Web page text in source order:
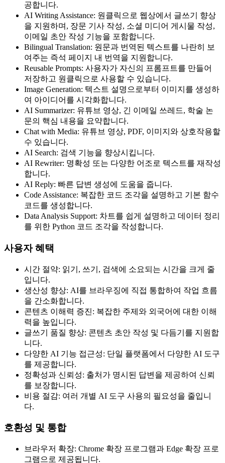
공합니다.
AI Writing Assistance: 원클릭으로 웹상에서 글쓰기 향상
을 지원하며, 장문 기사 작성, 소셜 미디어 게시물 작성,
이메일 초안 작성 기능을 포함합니다.
Bilingual Translation: 원문과 번역된 텍스트를 나란히 보
여주는 즉석 페이지 내 번역을 지원합니다.
Reusable Prompts: 사용자가 자신의 프롬프트를 만들어
저장하고 원클릭으로 사용할 수 있습니다.
Image Generation: 텍스트 설명으로부터 이미지를 생성하
여 아이디어를 시각화합니다.
AI Summarizer: 유튜브 영상, 긴 이메일 쓰레드, 학술 논
문의 핵심 내용을 요약합니다.
Chat with Media: 유튜브 영상, PDF, 이미지와 상호작용할
수 있습니다.
AI Search: 검색 기능을 향상시킵니다.
AI Rewriter: 명확성 또는 다양한 어조로 텍스트를 재작성
합니다.
AI Reply: 빠른 답변 생성에 도움을 줍니다.
Code Assistance: 복잡한 코드 조각을 설명하고 기본 함수
코드를 생성합니다.
Data Analysis Support: 차트를 쉽게 설명하고 데이터 정리
를 위한 Python 코드 조각을 작성합니다.
사용자 혜택
시간 절약: 읽기, 쓰기, 검색에 소요되는 시간을 크게 줄
입니다.
생산성 향상: AI를 브라우징에 직접 통합하여 작업 흐름
을 간소화합니다.
콘텐츠 이해력 증진: 복잡한 주제와 외국어에 대한 이해
력을 높입니다.
글쓰기 품질 향상: 콘텐츠 초안 작성 및 다듬기를 지원합
니다.
다양한 AI 기능 접근성: 단일 플랫폼에서 다양한 AI 도구
를 제공합니다.
정확성과 신뢰성: 출처가 명시된 답변을 제공하여 신뢰
를 보장합니다.
비용 절감: 여러 개별 AI 도구 사용의 필요성을 줄입니
다.
호환성 및 통합
브라우저 확장: Chrome 확장 프로그램과 Edge 확장 프로
그램으로 제공됩니다.